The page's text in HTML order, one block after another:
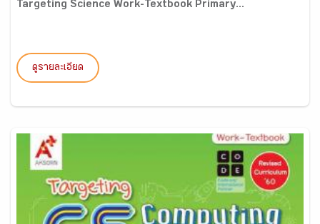
Targeting Science Work-Textbook Primary...
ดูรายละเอียด